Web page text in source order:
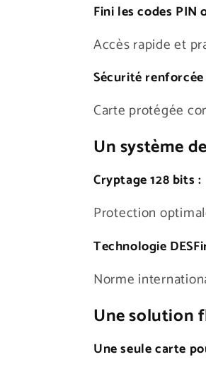
Fini les codes PIN
Accès rapide et
Sécurité renforcée
Carte protégée
Un système
Cryptage 128 bits :
Protection
Technologie
Norme
Une solution
Une seule carte